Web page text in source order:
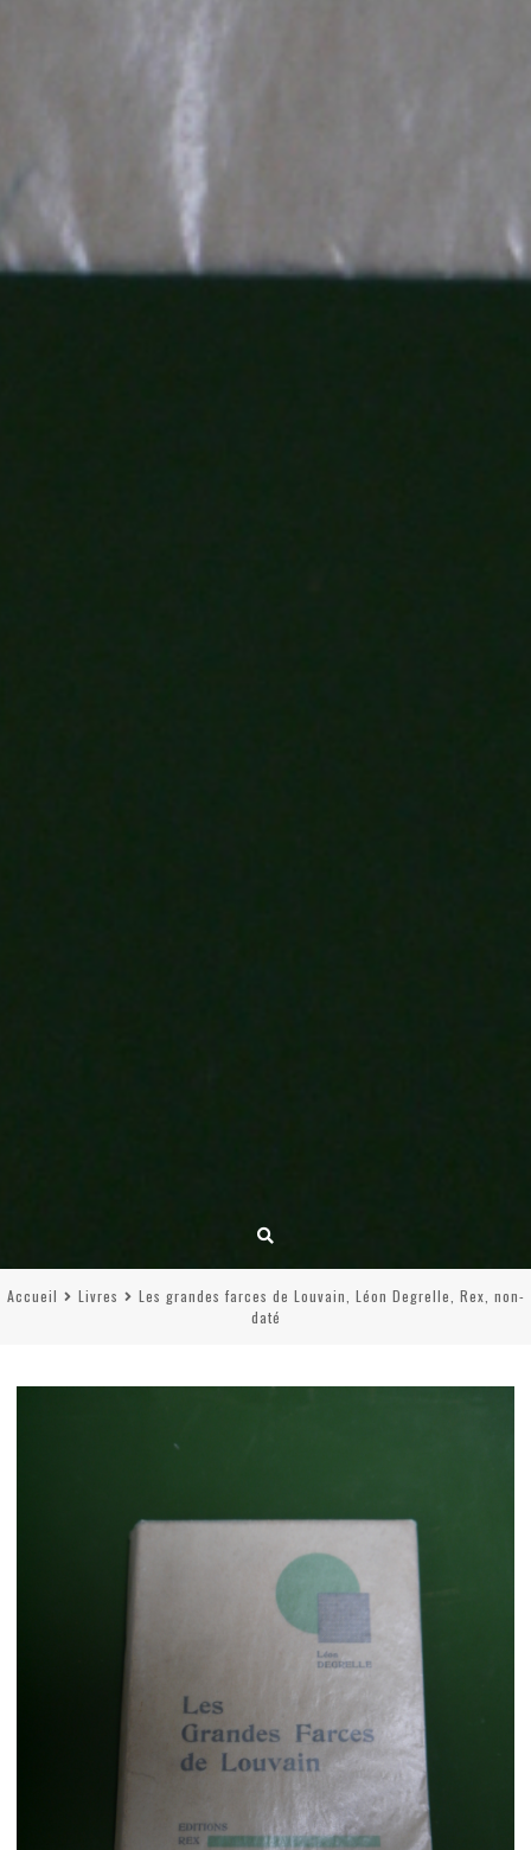
Accueil Livres
Les grandes farces de Louvain, Léon Degrelle, Rex, non-
daté